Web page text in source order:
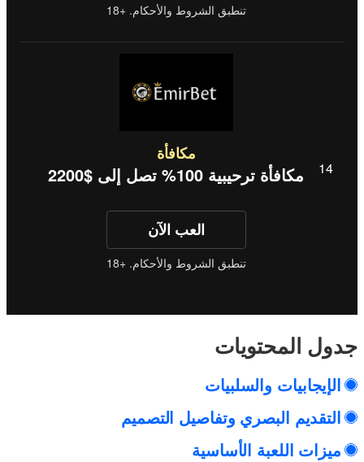
تنطبق الشروط والأحكام. +18
مكافأة
مكافأة ترحيبية 100% تصل إلى $2200
العب الآن
تنطبق الشروط والأحكام. +18
جدول المحتويات
الإيجابيات والسلبيات
التقديم البصري وتفاصيل التصميم
ميزات اللعبة الأساسية